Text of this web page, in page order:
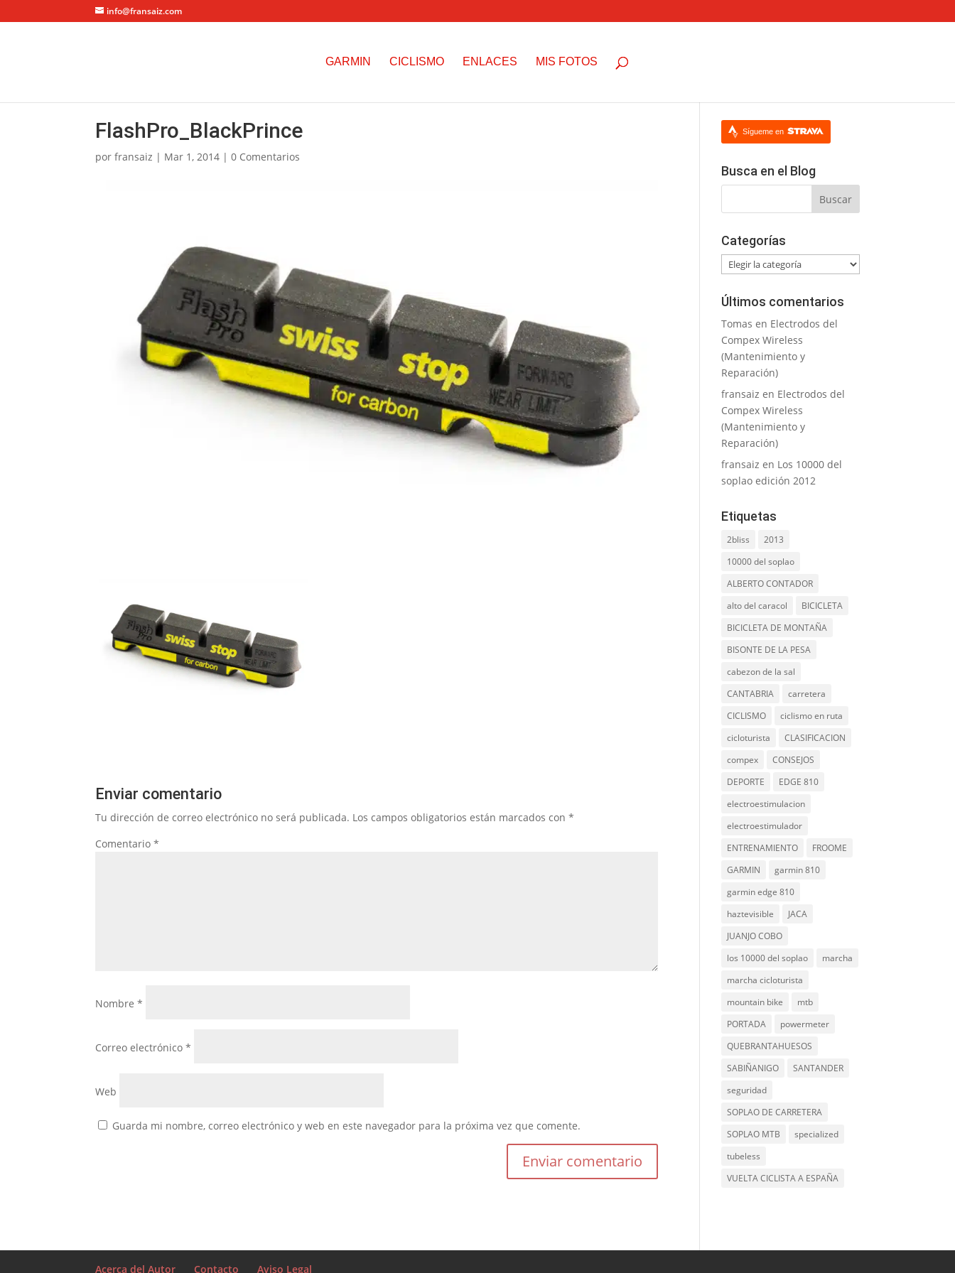
info@fransaiz.com
GARMIN CICLISMO ENLACES MIS FOTOS
FlashPro_BlackPrince
porfransaiz | Mar 1, 2014 |0 Comentarios
Enviar comentario
Tu dirección de correo electrónico no será publicada. Los campos obligatorios están marcados con*
Comentario*
Nombre*
Correo electrónico*
Web
Guarda mi nombre, correo electrónico y web en este navegador para la próxima vez que comente.
Sígueme en
Busca en el Blog
Categorías
Categorías
Últimos comentarios
Tomas en Electrodos del
Compex Wireless
(Mantenimiento y
Reparación)
fransaiz en Electrodos del
Compex Wireless
(Mantenimiento y
Reparación)
fransaiz en Los 10000 del
soplao edición 2012
Etiquetas
2bliss
2013
10000 del soplao
ALBERTO CONTADOR
alto del caracol
BICICLETA
BICICLETA DE MONTAÑA
BISONTE DE LA PESA
cabezon de la sal
CANTABRIA
carretera
CICLISMO
ciclismo en ruta
cicloturista
CLASIFICACION
compex
CONSEJOS
DEPORTE
EDGE 810
electroestimulacion
electroestimulador
ENTRENAMIENTO
FROOME
GARMIN
garmin 810
garmin edge 810
haztevisible
JACA
JUANJO COBO
los 10000 del soplao
marcha
marcha cicloturista
mountain bike
mtb
PORTADA
powermeter
QUEBRANTAHUESOS
SABIÑANIGO
SANTANDER
seguridad
SOPLAO DE CARRETERA
SOPLAO MTB
specialized
tubeless
VUELTA CICLISTA A ESPAÑA
Acerca del Autor Contacto Aviso Legal